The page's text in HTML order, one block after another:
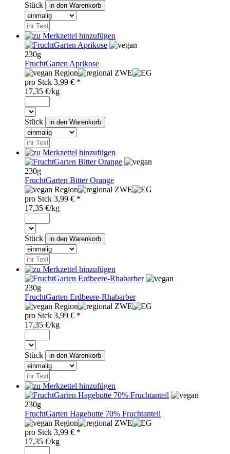
Stück
230g
FruchtGarten Aprikose
Region
ZWE
pro Stck 3,99 € *
17,35 €/kg
Stück
230g
FruchtGarten Bitter Orange
Region
ZWE
pro Stck 3,99 € *
17,35 €/kg
Stück
230g
FruchtGarten Erdbeere-Rhabarber
Region
ZWE
pro Stck 3,99 € *
17,35 €/kg
Stück
230g
FruchtGarten Hagebutte 70% Fruchtanteil
Region
ZWE
pro Stck 3,99 € *
17,35 €/kg